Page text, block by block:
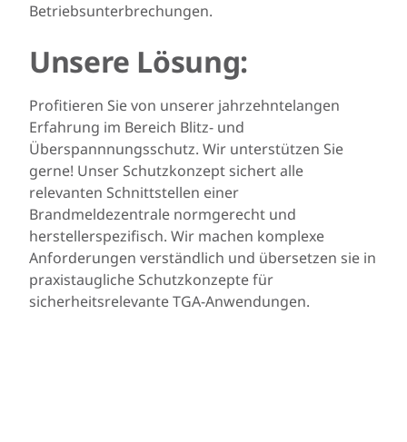
Betriebsunterbrechungen.
Unsere Lösung:
Profitieren Sie von unserer jahrzehntelangen
Erfahrung im Bereich Blitz- und
Überspannnungsschutz. Wir unterstützen Sie
gerne! Unser Schutzkonzept sichert alle
relevanten Schnittstellen einer
Brandmeldezentrale normgerecht und
herstellerspezifisch. Wir machen komplexe
Anforderungen verständlich und übersetzen sie in
praxistaugliche Schutzkonzepte für
sicherheitsrelevante TGA-Anwendungen.